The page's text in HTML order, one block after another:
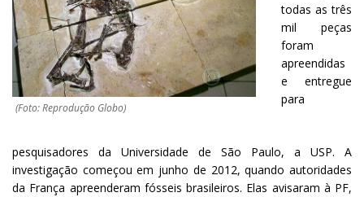
(Foto: Reprodução Globo)
todas as três
mil peças
foram
apreendidas
e entregue
para
pesquisadores da Universidade de São Paulo, a USP. A
investigação começou em junho de 2012, quando autoridades
da França apreenderam fósseis brasileiros. Elas avisaram à PF,